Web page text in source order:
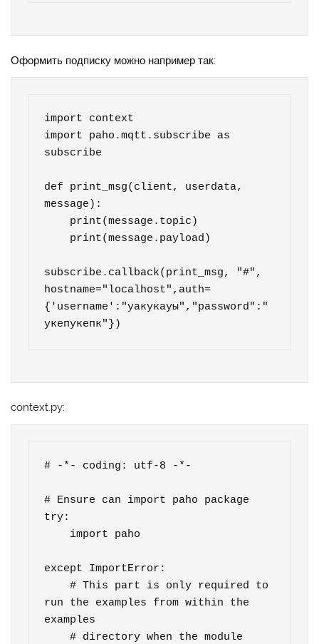
Оформить подписку можно например так:
import context
import paho.mqtt.subscribe as
subscribe
def print_msg(client, userdata,
message):
subscribe.callback(print_msg, "#",
hostname="localhost",auth=
{'username':"уакукауы","password":"
context.py:
# -*- coding: utf-8 -*-
# Ensure can import paho package
try:
except ImportError:
    # This part is only required to
run the examples from within the
examples
    # directory when the module